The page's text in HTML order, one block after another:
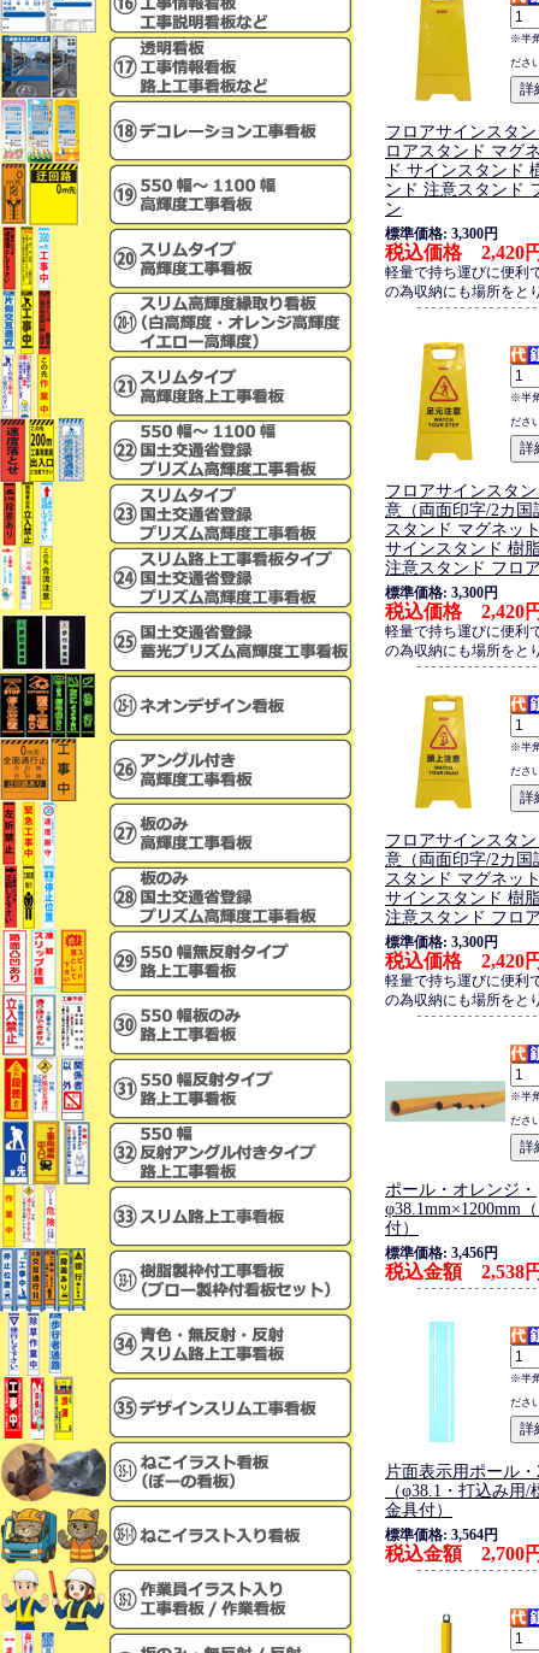
※半
ださ
フロアサインスタ
ロアスタンド マグ
ド サインスタンド
ンド 注意スタンド
ン
標準価格: 3,300円
税込価格 2,420
軽量で持ち運びに便利
の為収納にも場所をと
※半
ださ
フロアサインスタ
意（両面印字/2カ国
スタンド マグネッ
サインスタンド 樹
注意スタンド フロ
標準価格: 3,300円
税込価格 2,420
軽量で持ち運びに便利
の為収納にも場所をと
※半
ださ
フロアサインスタ
意（両面印字/2カ国
スタンド マグネッ
サインスタンド 樹
注意スタンド フロ
標準価格: 3,300円
税込価格 2,420
軽量で持ち運びに便利
の為収納にも場所をと
※半
ださ
ポール・オレンジ・
φ38.1mm×1200mm
付）
標準価格: 3,456円
税込金額 2,538
※半
ださ
片面表示用ポール
（φ38.1・打込み用
金具付）
標準価格: 3,564円
税込金額 2,700